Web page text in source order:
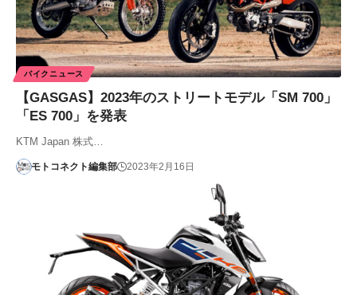
バイクニュース
【GASGAS】2023年のストリートモデル「SM 700」
「ES 700」を発表
KTM Japan 株式…
モトコネクト編集部 2023年2月16日